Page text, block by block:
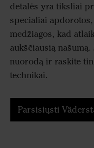
detalės yra tiksliai
specialiai
medžiagos, kad
aukščiausią
nuorodą ir raskite
technikai.
Parsisiųsti